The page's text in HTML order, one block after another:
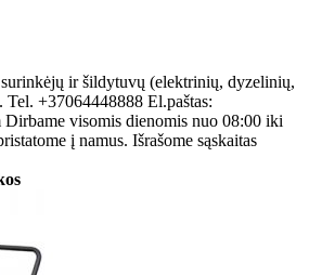
ir šildytuvų (elektrinių, dyzelinių,
+37064448888 El.paštas:
Dirbame visomis dienomis nuo 08:00 iki
į namus. Išrašome sąskaitas